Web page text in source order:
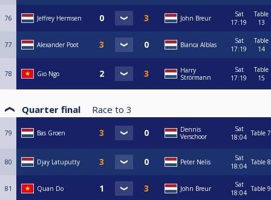
76 Jeffrey Hermsen John Breur
Sat
17:19
Table
13
77 Alexander Poot Bianca Alblas
Sat
17:19
Table
14
78 Gio Ngo
Harry
Strörmann
Sat
17:19
Table
15
Quarter final Race to 3
79 Bas Groen
Dennis
Verschoor
Sat
18:04 Table 7
80 Djay Latuputty Peter Nelis
Sat
18:04 Table 8
81 Quan Do John Breur
Sat
18:04 Table 9